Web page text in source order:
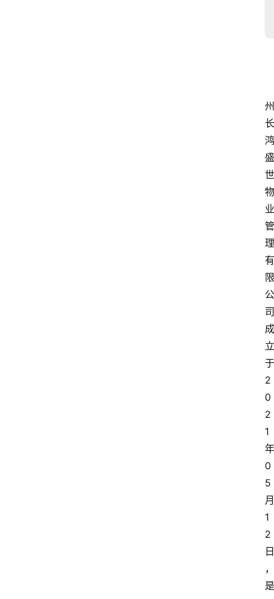
州
长
鸿
盛
世
物
业
管
理
有
限
公
司
成
立
于
2
0
2
1
年
0
5
月
1
2
日
，
是